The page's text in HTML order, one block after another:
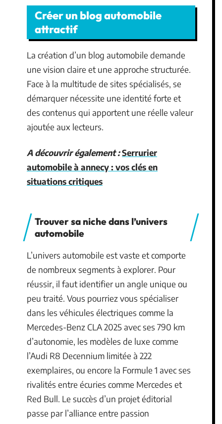
Créer un blog automobile
attractif
La création d’un blog automobile demande
une vision claire et une approche structurée.
Face à la multitude de sites spécialisés, se
démarquer nécessite une identité forte et
des contenus qui apportent une réelle valeur
ajoutée aux lecteurs.
A découvrir également :Serrurier
automobile à annecy : vos clés en
situations critiques
Trouver sa niche dans l’univers
automobile
L’univers automobile est vaste et comporte
de nombreux segments à explorer. Pour
réussir, il faut identifier un angle unique ou
peu traité. Vous pourriez vous spécialiser
dans les véhicules électriques comme la
Mercedes-Benz CLA 2025 avec ses 790 km
d’autonomie, les modèles de luxe comme
l’Audi R8 Decennium limitée à 222
exemplaires, ou encore la Formule 1 avec ses
rivalités entre écuries comme Mercedes et
Red Bull. Le succès d’un projet éditorial
passe par l’alliance entre passion